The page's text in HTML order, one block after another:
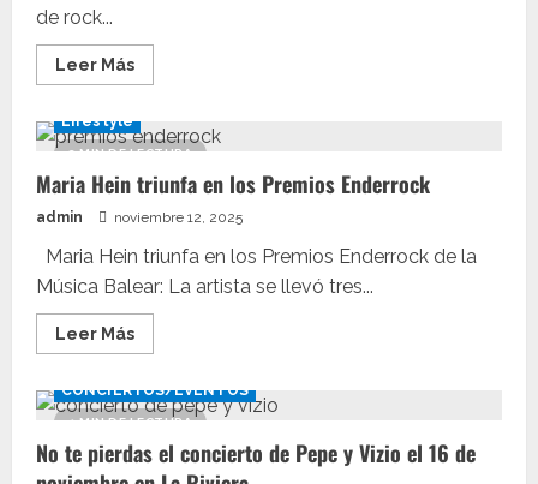
de rock...
Leer MásLeer
más
Rubén
Nasville
su
álbum
«Oxígeno»,
resurgir
del
rock
melódico
2 MIN DE LECTURA
Lifestyle
Maria Hein triunfa en los Premios Enderrock
admin noviembre 12, 2025
Maria Hein triunfa en los Premios Enderrock de la
Música Balear: La artista se llevó tres...
Leer MásLeer
más
Maria
Hein
en
los
1 MIN DE LECTURA
CONCIERTOS/EVENTOS
No te pierdas el concierto de Pepe y Vizio el 16 de